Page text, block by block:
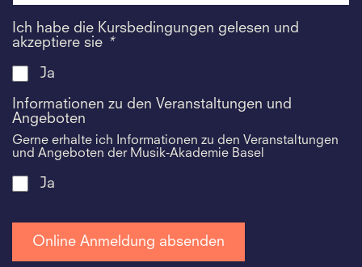
Ich habe die Kursbedingungen gelesen und
akzeptiere sie *
Ja
Informationen zu den Veranstaltungen und
Angeboten
Gerne erhalte ich Informationen zu den Veranstaltungen
und Angeboten der Musik-Akademie Basel
Ja